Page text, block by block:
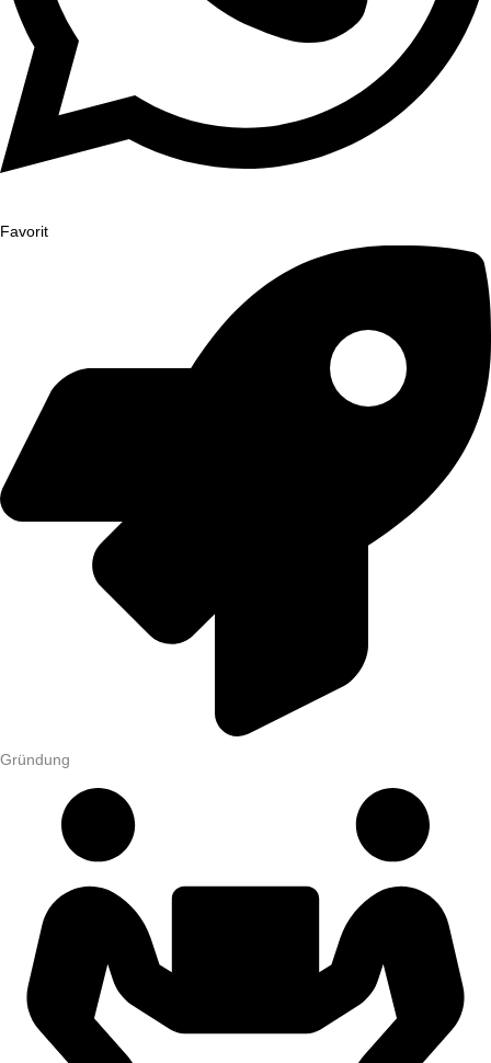
Favorit
Gründung